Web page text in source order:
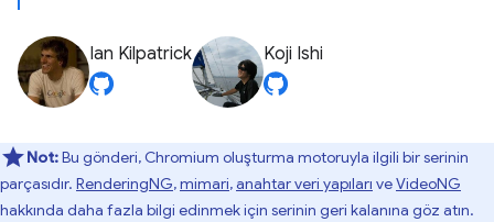
Ian Kilpatrick Koji Ishi
Not:Bu gönderi, Chromium oluşturma motoruyla ilgili bir serinin
parçasıdır. RenderingNG,mimari,anahtar veri yapıları veVideoNG
hakkında daha fazla bilgi edinmek için serinin geri kalanına göz atın.